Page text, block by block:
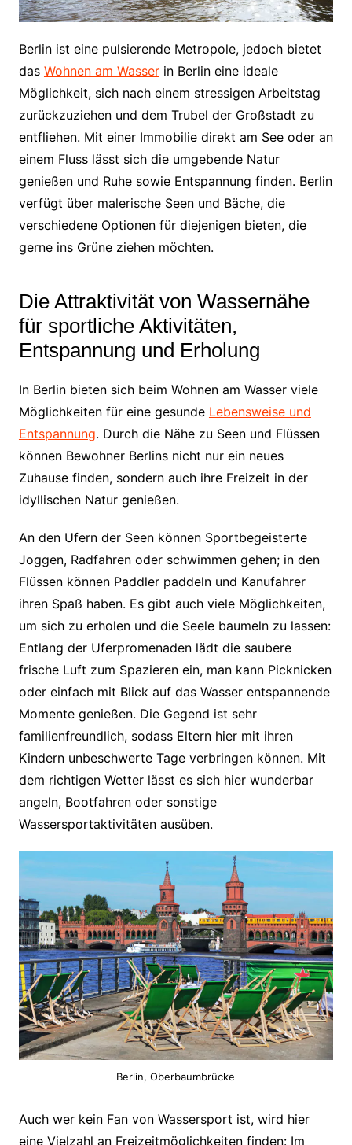
Berlin ist eine pulsierende Metropole, jedoch bietet
das Wohnen am Wasserin Berlin eine ideale
Möglichkeit, sich nach einem stressigen Arbeitstag
zurückzuziehen und dem Trubel der Großstadt zu
entfliehen. Mit einer Immobilie direkt am See oder an
einem Fluss lässt sich die umgebende Natur
genießen und Ruhe sowie Entspannung finden. Berlin
verfügt über malerische Seen und Bäche, die
verschiedene Optionen für diejenigen bieten, die
gerne ins Grüne ziehen möchten.
Die Attraktivität von Wassernähe
für sportliche Aktivitäten,
Entspannung und Erholung
In Berlin bieten sich beim Wohnen am Wasser viele
Möglichkeiten für eine gesunde Lebensweise und
Entspannung. Durch die Nähe zu Seen und Flüssen
können Bewohner Berlins nicht nur ein neues
Zuhause finden, sondern auch ihre Freizeit in der
idyllischen Natur genießen.
An den Ufern der Seen können Sportbegeisterte
Joggen, Radfahren oder schwimmen gehen; in den
Flüssen können Paddler paddeln und Kanufahrer
ihren Spaß haben. Es gibt auch viele Möglichkeiten,
um sich zu erholen und die Seele baumeln zu lassen:
Entlang der Uferpromenaden lädt die saubere
frische Luft zum Spazieren ein, man kann Picknicken
oder einfach mit Blick auf das Wasser entspannende
Momente genießen. Die Gegend ist sehr
familienfreundlich, sodass Eltern hier mit ihren
Kindern unbeschwerte Tage verbringen können. Mit
dem richtigen Wetter lässt es sich hier wunderbar
angeln, Bootfahren oder sonstige
Wassersportaktivitäten ausüben.
Berlin, Oberbaumbrücke
Auch wer kein Fan von Wassersport ist, wird hier
eine Vielzahl an Freizeitmöglichkeiten finden: Im